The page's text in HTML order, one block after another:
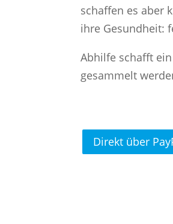
schaffen es aber
ihre Gesundheit:
Abhilfe schafft
gesammelt
Direkt über